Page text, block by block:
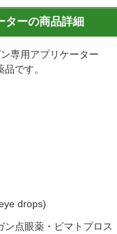
ターの商品詳細
専用アプリケーター
です。
drops)
ン点眼薬・ビマトプロス